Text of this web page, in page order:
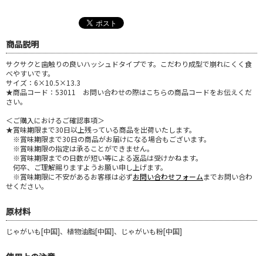
商品説明
サクサクと歯触りの良いハッシュドタイプです。こだわり成型で崩れにくく食
べやすいです。
サイズ：6×10.5×13.3
★商品コード：53011 お問い合わせの際はこちらの商品コードをお伝えくだ
さい。
＜ご購入におけるご確認事項＞
★賞味期限まで30日以上残っている商品を出荷いたします。
※賞味期限まで30日の商品がお届けになる場合もございます。
※賞味期限の指定は承ることができません。
※賞味期限までの日数が短い等による返品は受けかねます。
何卒、ご理解賜りますようお願い申し上げます。
※賞味期限に不安があるお客様は必ずお問い合わせフォームまでお問い合わ
せください。
原材料
じゃがいも[中国]、植物油脂[中国]、じゃがいも粉[中国]